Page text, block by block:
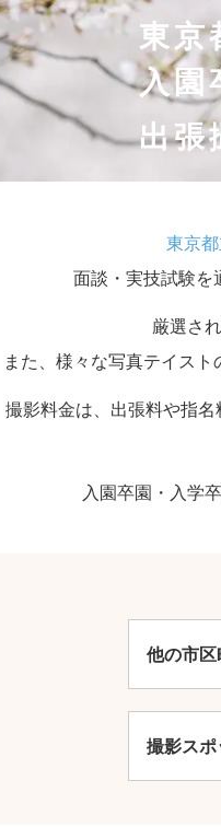
東京
入園
出張
東京
面談・実技試験を
厳選さ
また、様々な写真テイス
撮影料金は、出張料や指
入園卒園・入学
他の市
撮影ス